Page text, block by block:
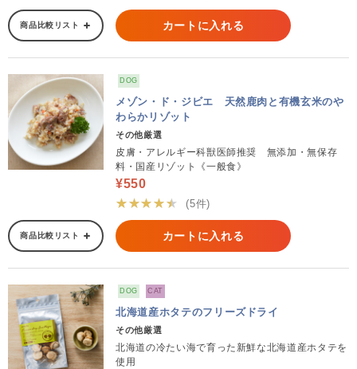
商品比較リスト カートに入れる
DOG
メゾン・ド・ジビエ 天然鹿肉と有機玄米のや
わらかリゾット
その他厳選
皮膚・アレルギー科獣医師推奨 無添加・無保存
料・国産リゾット《一般食》
¥550
★★★★★
(5件)
商品比較リスト カートに入れる
DOG CAT
北海道産ホタテのフリーズドライ
その他厳選
北海道の冷たい海で育った新鮮な北海道産ホタテを
使用